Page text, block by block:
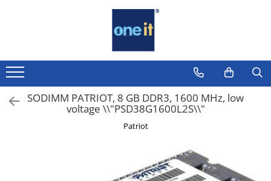
Laptop, Tablete & Telefoane
Laptop / Notebook
Notebook Consumer
SODIMM PATRIOT, 8 GB DDR3, 1600 MHz, low
voltage \\"PSD38G1600L2S\\"
Patriot